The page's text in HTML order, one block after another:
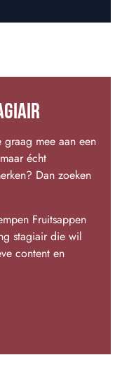
mee aan een
écht
Dan zoeken
Fruitsappen
stagiair die wil
content en